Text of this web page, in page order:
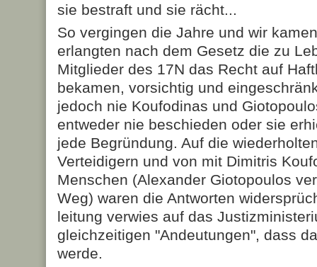
sie bestraft und sie rächt...
So vergingen die Jahre und wir
erlangten nach dem Gesetz die zu
Mitglieder des 17N das Recht auf
bekamen, vorsichtig und
jedoch nie Koufodi­nas und
entweder nie beschieden oder sie
jede Begründung. Auf die
Vertei­di­gern und von mit Dimitris
Menschen (Alexander Giotopoulos
Weg) waren die Antworten
leitung verwies auf das
gleichzeitigen "Andeutun­gen", dass
werde.